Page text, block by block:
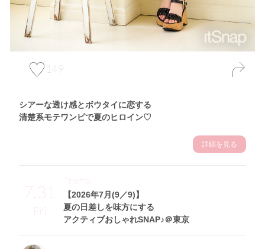
149
シアーな透け感とボウタイに恋する
清楚系モテワンピで夏のヒロイン♡
詳細を見る
7.31
Fri
【2026年7月(9／9)】
夏の日差しを味方にする
アクティブおしゃれSNAP♪＠東京
Theme